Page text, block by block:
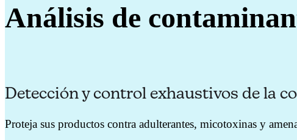
Análisis de
Detección y control exhaustivos de la
Proteja sus productos contra adulterantes, micotoxinas y